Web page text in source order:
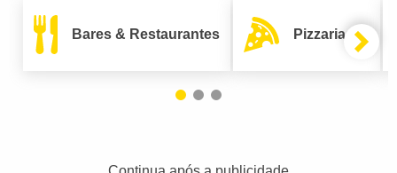
Bares & Restaurantes Pizzarias